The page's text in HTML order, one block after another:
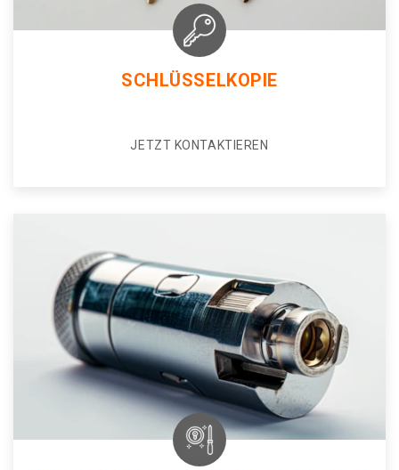
SCHLÜSSELKOPIE
JETZT KONTAKTIEREN